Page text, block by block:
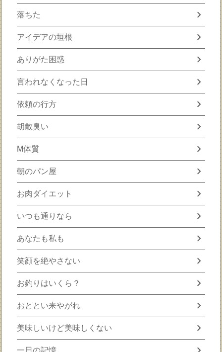
落ちた chevron_right
アイデアの垣根 chevron_right
ありがた困惑 chevron_right
言われなくなった日 chevron_right
依頼の行方 chevron_right
胡散臭い chevron_right
M体質 chevron_right
朝のパン屋 chevron_right
お肉ダイエット chevron_right
いつも通りなら chevron_right
あなたも私も chevron_right
笑顔を絶やさない chevron_right
お釣りはいくら？ chevron_right
おととい来やがれ chevron_right
美味しいけど美味しくない chevron_right
一日の記憶